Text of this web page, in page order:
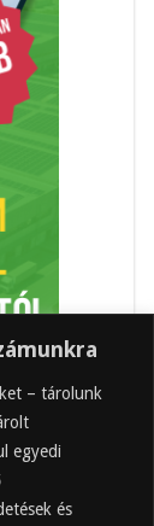
– tárolunk
egyedi
és